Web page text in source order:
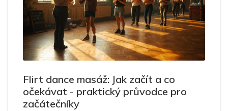
Flirt dance masáž: Jak začít a co
očekávat - praktický průvodce pro
začátečníky